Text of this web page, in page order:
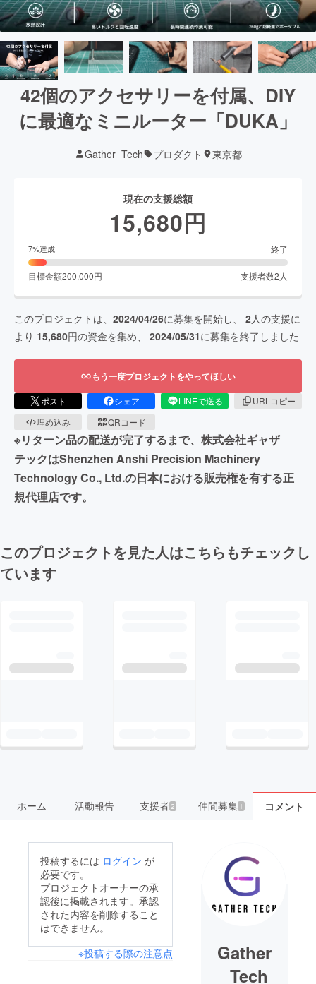
42個のアクセサリーを付属、DIY
に最適なミニルーター「DUKA」
Gather_Tech プロダクト 東京都
現在の支援総額
15,680円
7%達成 終了
目標金額200,000円 支援者数2 人
このプロジェクトは、 2024/04/26に募集を開始し、 2人の支援に
より 15,680円の資金を集め、 2024/05/31に募集を終了しました
もう一度プロジェクトをやってほしい
ポスト シェア LINEで送る
URLコピー
埋め込み
QRコード
※リターン品の配送が完了するまで、株式会社ギャザ
テックはShenzhen Anshi Precision Machinery
Technology Co., Ltd.の日本における販売権を有する正
規代理店です。
このプロジェクトを見た人はこちらもチェックし
ています
ホーム 活動報告 支援者 2 仲間募集 1 コメント
投稿するには ログイン が
必要です。
プロジェクトオーナーの承
認後に掲載されます。承認
された内容を削除すること
はできません。
※投稿する際の注意点
Gather
_Tech